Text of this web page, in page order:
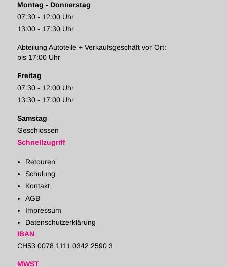
Montag - Donnerstag
07:30 - 12:00 Uhr
13:00 - 17:30 Uhr
Abteilung Autoteile + Verkaufsgeschäft vor Ort:
bis 17:00 Uhr
Freitag
07:30 - 12:00 Uhr
13:30 - 17:00 Uhr
Samstag
Geschlossen
Schnellzugriff
Retouren
Schulung
Kontakt
AGB
Impressum
Datenschutzerklärung
IBAN
CH53 0078 1111 0342 2590 3
MWST